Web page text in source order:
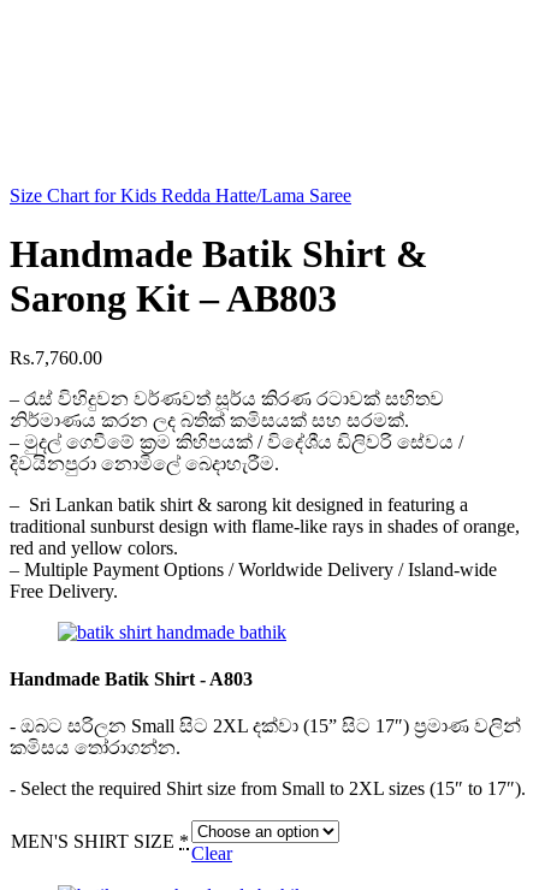
Size Chart for Kids Redda Hatte/Lama Saree
Handmade Batik Shirt &
Sarong Kit – AB803
Rs.7,760.00
– රැස් විහිදුවන වර්ණවත් සූර්ය කිරණ රටාවක් සහිතව
නිර්මාණය කරන ලද බතික් කමිසයක් සහ සරමක්.
– මුදල් ගෙවීමේ ක්‍රම කිහිපයක් / විදේශීය ඩිලිවරි සේවය /
දිවයිනපුරා නොමිලේ බෙදාහැරීම.
– Sri Lankan batik shirt & sarong kit designed in featuring a
traditional sunburst design with flame-like rays in shades of orange,
red and yellow colors.
– Multiple Payment Options / Worldwide Delivery / Island-wide
Free Delivery.
Handmade Batik Shirt - A803
- ඔබට සරිලන Small සිට 2XL දක්වා (15” සිට 17″) ප්‍රමාණ වලින්
කමිසය තෝරාගන්න.
- Select the required Shirt size from Small to 2XL sizes (15″ to 17″).
MEN'S SHIRT SIZE *
Clear